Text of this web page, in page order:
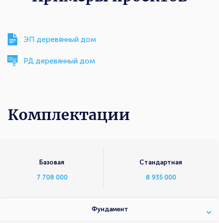
ЭП деревянный дом
РД деревянный дом
Комплектации
Базовая
7 708 000
Стандартная
8 935 000
Фундамент